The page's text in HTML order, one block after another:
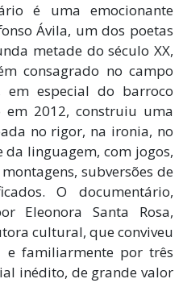
é uma emocionante
Ávila, um dos poetas
metade do século XX,
consagrado no campo
especial do barroco
em 2012, construiu uma
no rigor, na ironia, no
linguagem, com jogos,
subversões de
O documentário,
Eleonora Santa Rosa,
cultural, que conviveu
e familiarmente por três
inédito, de grande valor